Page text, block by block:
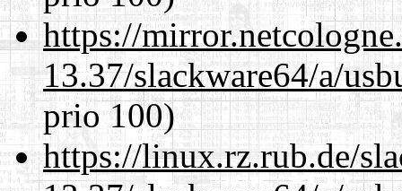
https://
13.37/slackware64/a/
prio 100)
https://linux.rz.rub.de/